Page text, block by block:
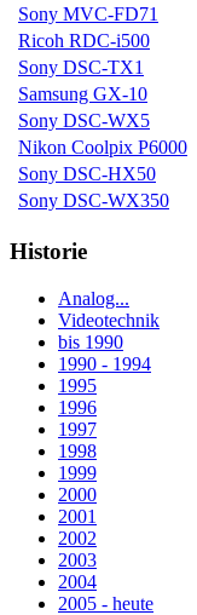
Sony MVC-FD71
Ricoh RDC-i500
Sony DSC-TX1
Samsung GX-10
Sony DSC-WX5
Nikon Coolpix P6000
Sony DSC-HX50
Sony DSC-WX350
Historie
Analog...
Videotechnik
bis 1990
1990 - 1994
1995
1996
1997
1998
1999
2000
2001
2002
2003
2004
2005 - heute